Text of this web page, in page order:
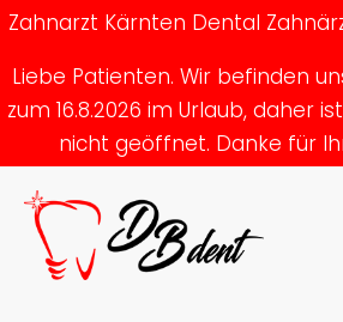
Zahnarzt Kärnten Dental
Liebe Patienten. Wir befinden
zum 16.8.2026 im Urlaub, daher
nicht geöffnet. Danke für